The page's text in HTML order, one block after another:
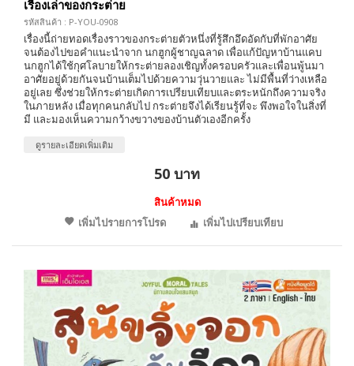
เรื่องเล่าของกระต่าย
รหัสสินค้า : P-YOU-0908
เรื่องนี้ถ่ายทอดเรื่องราวของกระต่ายตัวหนึ่งที่รู้สึกอึดอัดกับที่พักอาศัย
จนต้องไปขอคำแนะนำจาก นกฮูกผู้ชาญฉลาด เพื่อแก้ปัญหาบ้านแคบ
นกฮูกได้ใช้กุศโลบายให้กระต่ายลองเชิญทั้งครอบครัวและเพื่อนพู้นมา
อาศัยอยู่ด้วยกันจนบ้านเต็มไปด้วยความวุ่นวายและ ไม่มีพื้นที่ว่างเหลือ
อยู่เลย ซึ่งช่วยให้กระต่ายเกิดการเปรียบเทียบและตระหนักถึงความจริง
ในภายหลัง เมื่อทุกคนกลับไป กระต่ายจึงได้เรียนรู้ที่จะ พึงพอใจในสิ่งที่
มี และมองเห็นความกว้างขวางของบ้านตัวเองอีกครั้ง
ดูรายละเอียดเพิ่มเติม
50 บาท
สินค้าหมด
เพิ่มไปรายการโปรด
เพิ่มไปเปรียบเทียบ